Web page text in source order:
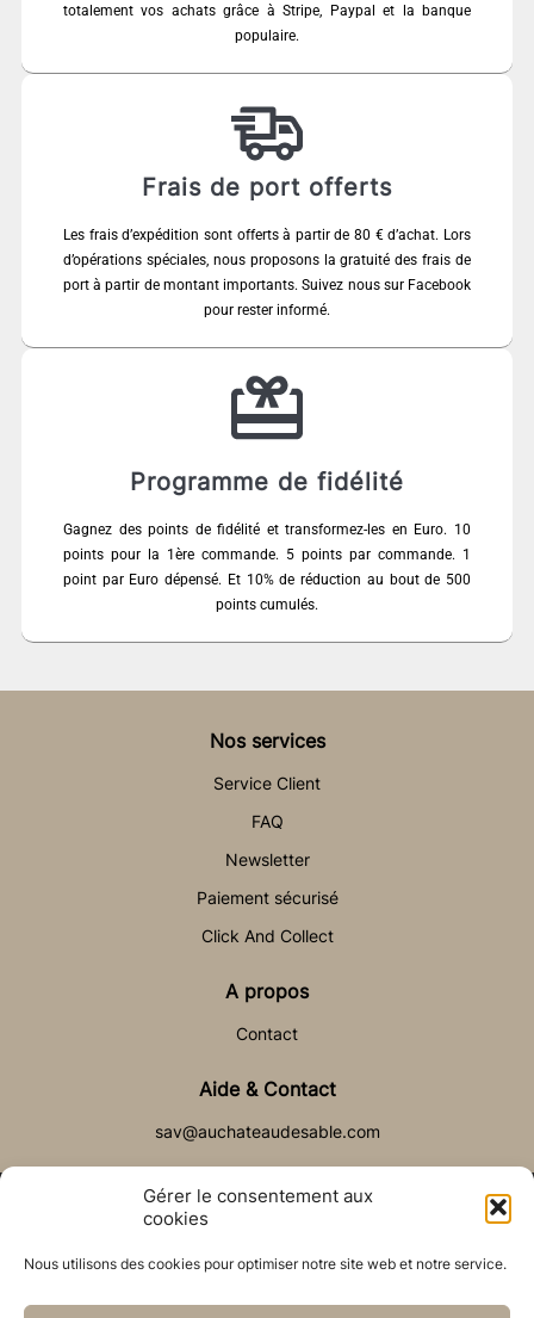
Gérer le consentement aux
cookies
Nous utilisons des cookies pour optimiser notre site web et notre service.
totalement vos achats grâce à Stripe, Paypal et la banque
populaire.
Frais de port offerts
Les frais d’expédition sont offerts à partir de 80 € d’achat. Lors
d’opérations spéciales, nous proposons la gratuité des frais de
port à partir de montant importants. Suivez nous sur Facebook
pour rester informé.
Programme de fidélité
Gagnez des points de fidélité et transformez-les en Euro. 10
points pour la 1ère commande. 5 points par commande. 1
point par Euro dépensé. Et 10% de réduction au bout de 500
points cumulés.
Nos services
Service Client
FAQ
Newsletter
Paiement sécurisé
Click And Collect
A propos
Contact
Aide & Contact
sav@auchateaudesable.com
CGV
Réalisé par l’agence web : PixelsAgency.fr